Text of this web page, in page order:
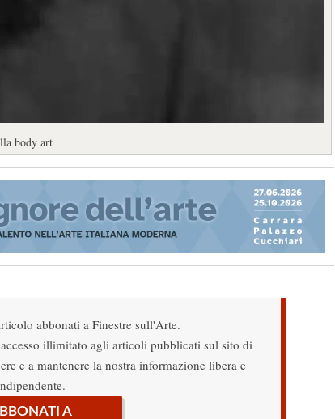
body art
abbonati a Finestre sull'Arte.
illimitato agli articoli pubblicati sul sito di
e a mantenere la nostra informazione libera e
A